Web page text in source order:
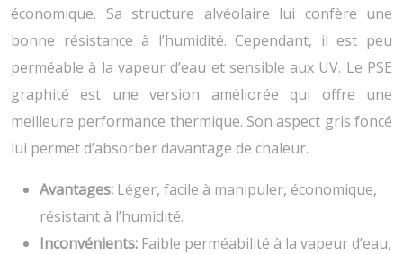
économique. Sa structure alvéolaire lui confère une
bonne résistance à l’humidité. Cependant, il est peu
perméable à la vapeur d’eau et sensible aux UV. Le PSE
graphité est une version améliorée qui offre une
meilleure performance thermique. Son aspect gris foncé
lui permet d’absorber davantage de chaleur.
Avantages: Léger, facile à manipuler, économique,
résistant à l’humidité.
Inconvénients: Faible perméabilité à la vapeur d’eau,